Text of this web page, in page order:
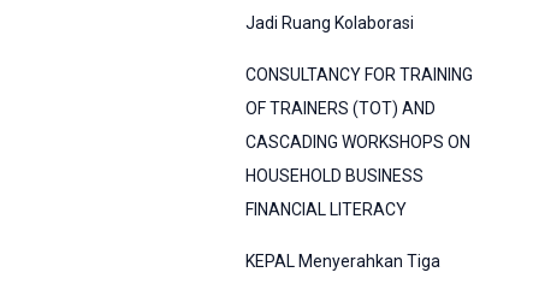
Jadi Ruang Kolaborasi
CONSULTANCY FOR TRAINING
OF TRAINERS (TOT) AND
CASCADING WORKSHOPS ON
HOUSEHOLD BUSINESS
FINANCIAL LITERACY
KEPAL Menyerahkan Tiga